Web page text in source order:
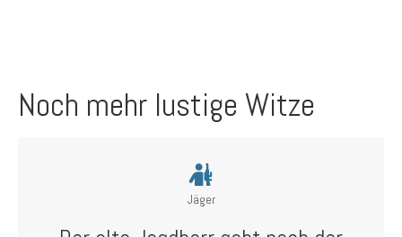
Noch mehr lustige Witze
Jäger